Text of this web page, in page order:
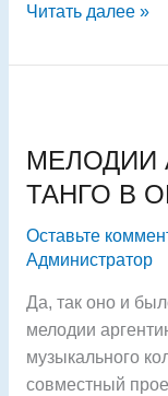
Читать далее »
МЕЛОДИИ
ТАНГО В
Оставьте
Администратор
Да, так оно и
мелодии
музыкального
совместный
ТАНГО
В